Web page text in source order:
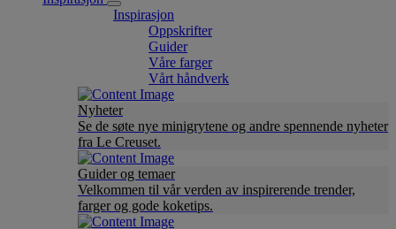
Inspirasjon
Oppskrifter
Guider
Våre farger
Vårt håndverk
Nyheter
Se de søte nye minigrytene og andre spennende nyheter
fra Le Creuset.
Guider og temaer
Velkommen til vår verden av inspirerende trender,
farger og gode koketips.